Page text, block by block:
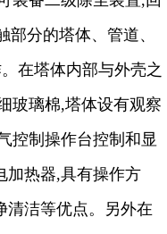
部分的塔体、管道、
在塔体内部与外壳之
玻璃棉,塔体设有观察
控制操作台控制和显
加热器,具有操作方
清洁等优点。另外在